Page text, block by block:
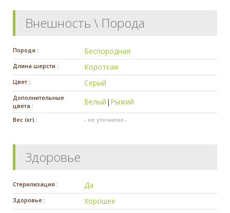
Внешность \ Порода
Порода : Беспородная
Длина шерсти : Короткая
Цвет : Серый
Дополнительные
цвета :
Белый | Рыжий
Вес (кг) : - не уточнено -
Здоровье
Стерилизация : Да
Здоровье : Хорошее